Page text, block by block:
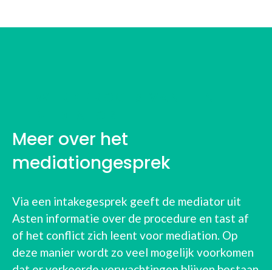
Meer over het
mediationgesprek
Via een intakegesprek geeft de mediator uit
Asten informatie over de procedure en tast af
of het conflict zich leent voor mediation. Op
deze manier wordt zo veel mogelijk voorkomen